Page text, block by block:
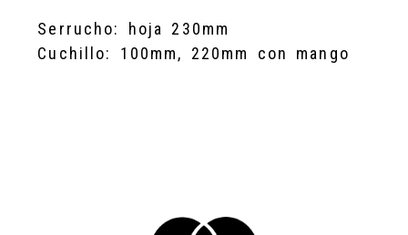
Serrucho: hoja 230mm
Cuchillo: 100mm, 220mm con mango